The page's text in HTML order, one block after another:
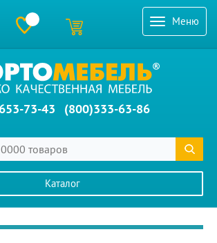
Меню
73-43 (800)333-63-86
Каталог